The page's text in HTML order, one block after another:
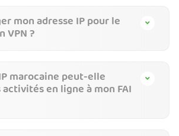
mon adresse IP pour le
VPN ?
marocaine peut-elle
en ligne à mon FAI